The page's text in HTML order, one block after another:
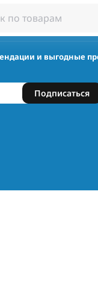
и выгодные
Подписаться